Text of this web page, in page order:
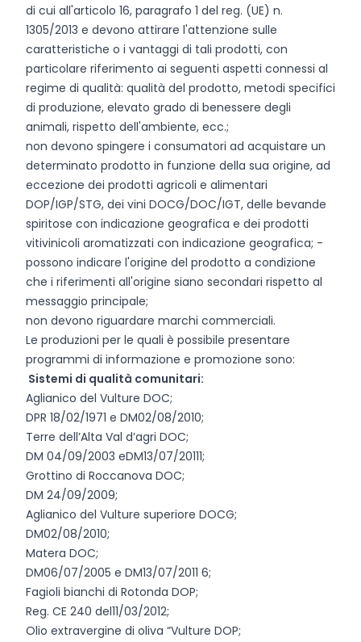
di cui all'articolo 16, paragrafo 1 del reg. (UE) n.
1305/2013 e devono attirare l'attenzione sulle
caratteristiche o i vantaggi di tali prodotti, con
particolare riferimento ai seguenti aspetti connessi al
regime di qualità: qualità del prodotto, metodi specifici
di produzione, elevato grado di benessere degli
animali, rispetto dell'ambiente, ecc.;
non devono spingere i consumatori ad acquistare un
determinato prodotto in funzione della sua origine, ad
eccezione dei prodotti agricoli e alimentari
DOP/IGP/STG, dei vini DOCG/DOC/IGT, delle bevande
spiritose con indicazione geografica e dei prodotti
vitivinicoli aromatizzati con indicazione geografica; -
possono indicare l'origine del prodotto a condizione
che i riferimenti all'origine siano secondari rispetto al
messaggio principale;
non devono riguardare marchi commerciali.
Le produzioni per le quali è possibile presentare
programmi di informazione e promozione sono:
Sistemi di qualità comunitari:
Aglianico del Vulture DOC;
DPR 18/02/1971 e DM02/08/2010;
Terre dell’Alta Val d’agri DOC;
DM 04/09/2003 eDM13/07/20111;
Grottino di Roccanova DOC;
DM 24/09/2009;
Aglianico del Vulture superiore DOCG;
DM02/08/2010;
Matera DOC;
DM06/07/2005 e DM13/07/2011 6;
Fagioli bianchi di Rotonda DOP;
Reg. CE 240 del11/03/2012;
Olio extravergine di oliva “Vulture DOP;